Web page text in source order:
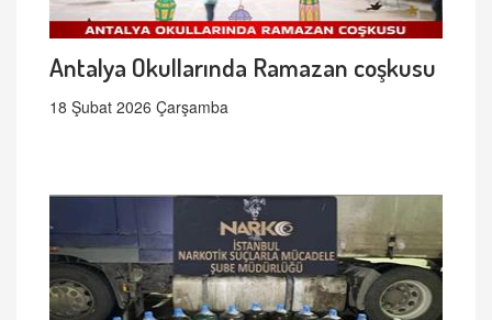
Antalya Okullarında Ramazan coşkusu
18 Şubat 2026 Çarşamba